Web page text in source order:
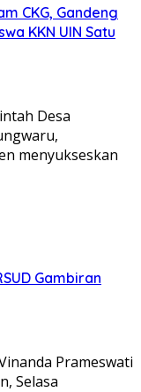
CKG, Gandeng
KKN UIN Satu
Desa
menyukseskan
Gambiran
Prameswati
Selasa